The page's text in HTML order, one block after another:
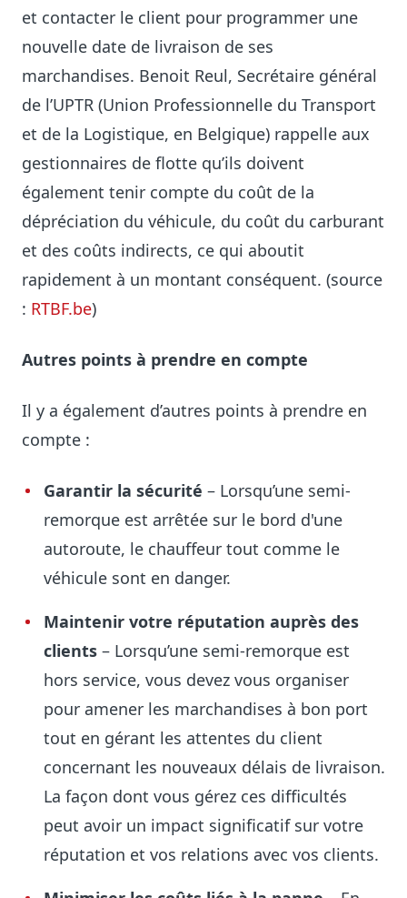
et contacter le client pour programmer une
nouvelle date de livraison de ses
marchandises. Benoit Reul, Secrétaire général
de l’UPTR (Union Professionnelle du Transport
et de la Logistique, en Belgique) rappelle aux
gestionnaires de flotte qu’ils doivent
également tenir compte du coût de la
dépréciation du véhicule, du coût du carburant
et des coûts indirects, ce qui aboutit
rapidement à un montant conséquent. (source
: RTBF.be)
Autres points à prendre en compte
Il y a également d’autres points à prendre en
compte :
Garantir la sécurité – Lorsqu’une semi-
remorque est arrêtée sur le bord d'une
autoroute, le chauffeur tout comme le
véhicule sont en danger.
Maintenir votre réputation auprès des
clients – Lorsqu’une semi-remorque est
hors service, vous devez vous organiser
pour amener les marchandises à bon port
tout en gérant les attentes du client
concernant les nouveaux délais de livraison.
La façon dont vous gérez ces difficultés
peut avoir un impact significatif sur votre
réputation et vos relations avec vos clients.